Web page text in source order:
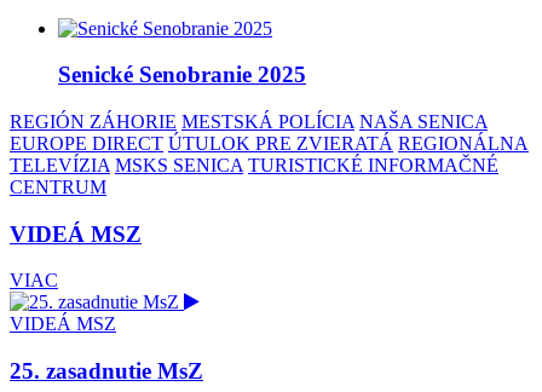
Senické Senobranie 2025
REGIÓN ZÁHORIE MESTSKÁ POLÍCIA NAŠA SENICA
EUROPE DIRECT ÚTULOK PRE ZVIERATÁ REGIONÁLNA
TELEVÍZIA MSKS SENICA TURISTICKÉ INFORMAČNÉ
CENTRUM
VIDEÁ MSZ
VIAC
VIDEÁ MSZ
25. zasadnutie MsZ